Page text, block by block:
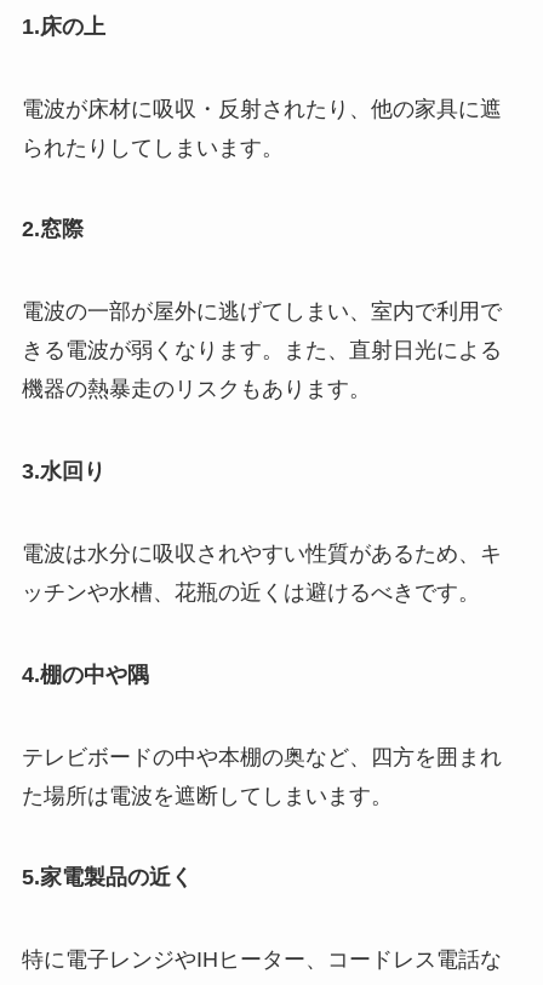
1.床の上
電波が床材に吸収・反射されたり、他の家具に遮
られたりしてしまいます。
2.窓際
電波の一部が屋外に逃げてしまい、室内で利用で
きる電波が弱くなります。また、直射日光による
機器の熱暴走のリスクもあります。
3.水回り
電波は水分に吸収されやすい性質があるため、キ
ッチンや水槽、花瓶の近くは避けるべきです。
4.棚の中や隅
テレビボードの中や本棚の奥など、四方を囲まれ
た場所は電波を遮断してしまいます。
5.家電製品の近く
特に電子レンジやIHヒーター、コードレス電話な